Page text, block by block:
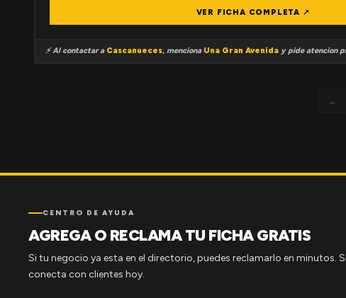
VER FICHA COMPLETA ↗
⚡ Al contactar a Cascanueces, menciona Una Gran Avenida y pide atencion
←
CENTRO DE AYUDA
AGREGA O RECLAMA TU FICHA GRATIS
Si tu negocio ya esta en el directorio, puedes reclamarlo en minutos.
conecta con clientes hoy.